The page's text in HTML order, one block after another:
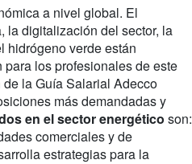
a nivel global. El
la digitalización del sector, la
hidrógeno verde están
los profesionales de este
la Guía Salarial Adecco
más demandadas y
en el sector energético son:
comerciales y de
estrategias para la